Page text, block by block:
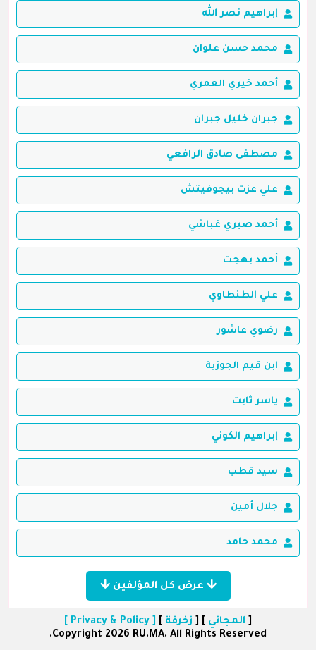
إبراهيم نصر الله
محمد حسن علوان
أحمد خيري العمري
جبران خليل جبران
مصطفى صادق الرافعي
علي عزت بيجوفيتش
أحمد صبري غباشي
أحمد بهجت
علي الطنطاوي
رضوي عاشور
ابن قيم الجوزية
ياسر ثابت
إبراهيم الكوني
سيد قطب
جلال أمين
محمد حامد
عرض كل المؤلفين
[ المجاني ] [ زخرفة ]
[ Privacy & Policy ]
Copyright 2026 RU.MA. All Rights Reserved.